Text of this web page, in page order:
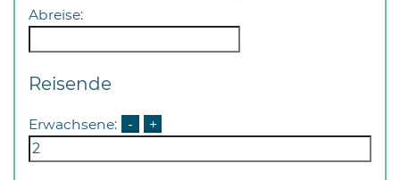
sowie
Abreise:
Reisende
Erwachsene: - +